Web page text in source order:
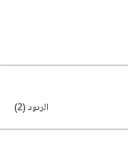
الردود (2)